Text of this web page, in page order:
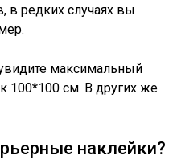
в редких случаях вы
максимальный
100*100 см. В других же
наклейки?